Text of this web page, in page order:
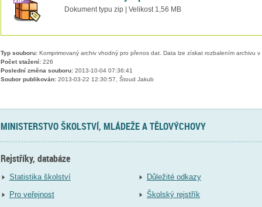
Dokument typu zip | Velikost 1,56 MB
Typ souboru:Komprimovaný archiv vhodný pro přenos dat. Data lze získat rozbalením archivu
Počet stažení:226
Poslední změna souboru:2013-10-04 07:36:41
Soubor publikován:2013-03-22 12:30:57, Štoud Jakub
MINISTERSTVO ŠKOLSTVÍ, MLÁDEŽE A TĚLOVÝCHOVY
Rejstříky, databáze
Statistika školství
Pro veřejnost
Důležité odkazy
Školský rejstřík